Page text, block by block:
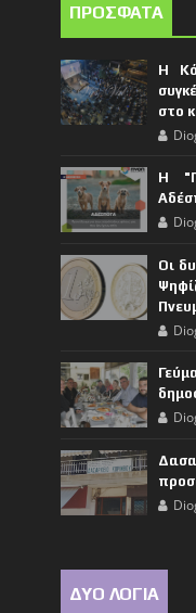
ΠΡΟΣΦΑΤΑ
Η
στο
Η
Οι
ΔΥΟ ΛΟΓΙΑ